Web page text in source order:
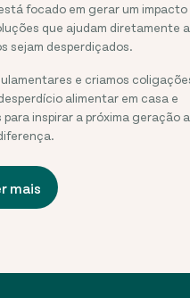
focado em gerar um impacto
que ajudam diretamente a
sejam desperdiçados.
e criamos
alimentar em casa e
inspirar a próxima geração a
mais